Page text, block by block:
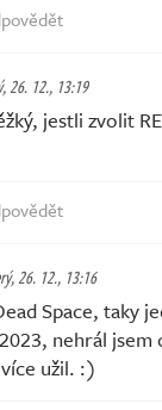
26. 12., 13:19
jestli zvolit
26. 12., 13:16
Space, taky
nehrál
užil. :)